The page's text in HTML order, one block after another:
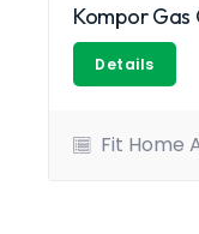
Kompor Gas
Details
Fit Home